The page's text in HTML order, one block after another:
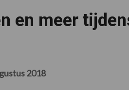
en meer
2018